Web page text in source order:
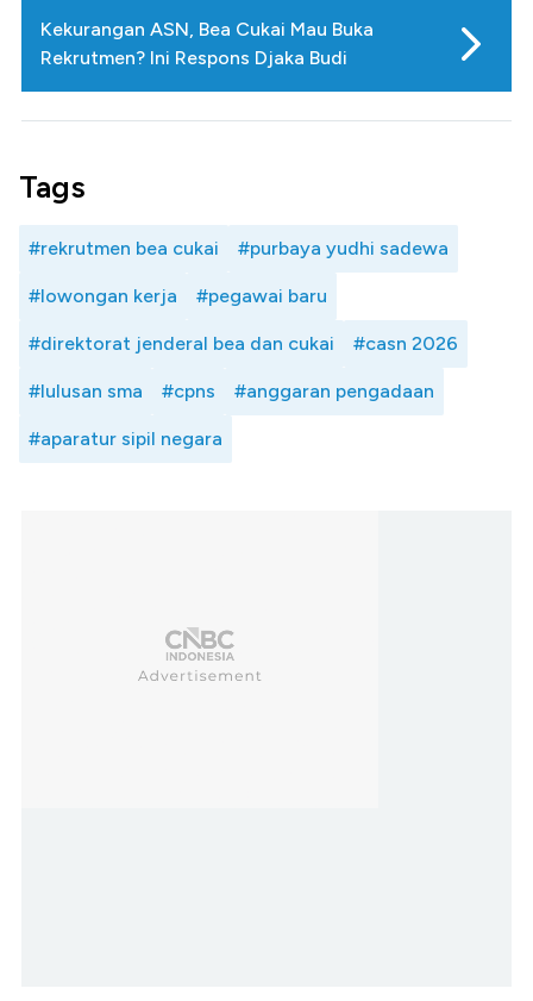
Kekurangan ASN, Bea Cukai Mau Buka
Rekrutmen? Ini Respons Djaka Budi
Tags
#rekrutmen bea cukai #purbaya yudhi sadewa
#lowongan kerja #pegawai baru
#direktorat jenderal bea dan cukai #casn 2026
#lulusan sma #cpns #anggaran pengadaan
#aparatur sipil negara